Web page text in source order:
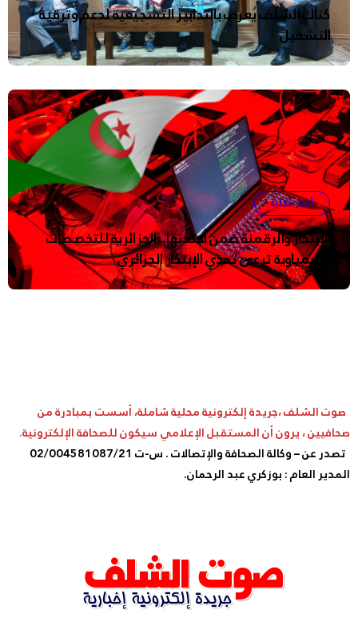
كناك الشلف يُعرف بالتدابير التشجيعية لدعم وترقية
التشغيل
أخبار محلية
الإبتكار والرقمنة ضمن أجندتها.. الجزائرية للتخصصات
الكيمياوية ترعى تحدي الإبتكار الجزائري
صوت الشلف ،جريدة إلكترونية محلية شاملة، أسست بمبادرة من
صحافيين ، يرون أن المستقبل الإعلامي سيكون للصحافة الإلكترونية.
تصدر عن – وكالة الصحافة والإتصالات . س-ت 02/004581087/21
المدير العام : بوزكري عبد الرحمان.